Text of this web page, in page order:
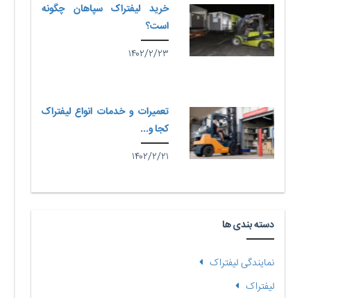
خرید لیفتراک سپاهان چگونه
است؟
۱۴۰۲/۲/۲۳
تعمیرات و خدمات انواع لیفتراک
کجا و...
۱۴۰۲/۲/۲۱
دسته بندی ها
نمایندگی لیفتراک
لیفتراک